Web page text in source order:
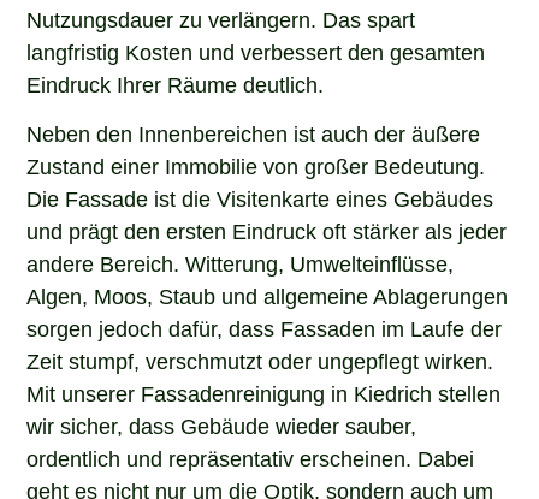
Nutzungsdauer zu verlängern. Das spart
langfristig Kosten und verbessert den gesamten
Eindruck Ihrer Räume deutlich.
Neben den Innenbereichen ist auch der äußere
Zustand einer Immobilie von großer Bedeutung.
Die Fassade ist die Visitenkarte eines Gebäudes
und prägt den ersten Eindruck oft stärker als jeder
andere Bereich. Witterung, Umwelteinflüsse,
Algen, Moos, Staub und allgemeine Ablagerungen
sorgen jedoch dafür, dass Fassaden im Laufe der
Zeit stumpf, verschmutzt oder ungepflegt wirken.
Mit unserer Fassadenreinigung in Kiedrich stellen
wir sicher, dass Gebäude wieder sauber,
ordentlich und repräsentativ erscheinen. Dabei
geht es nicht nur um die Optik, sondern auch um